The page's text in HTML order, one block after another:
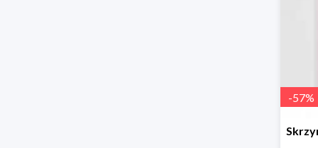
-57%